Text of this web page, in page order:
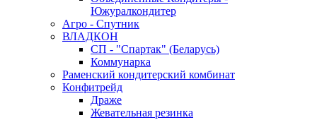
Южуралкондитер
Агро - Спутник
ВЛАДКОН
СП - "Спартак" (Беларусь)
Коммунарка
Раменский кондитерский комбинат
Конфитрейд
Драже
Жевательная резинка